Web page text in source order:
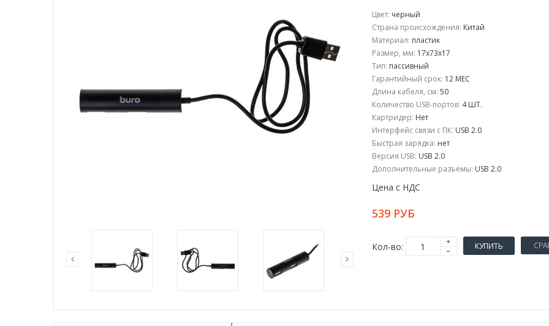
Цвет: черный
Страна происхождения: Китай
Материал: пластик
Размер, мм: 17x73x17
Тип: пассивный
Гарантийный срок: 12 МЕС
Длина кабеля, см: 50
Количество USB-портов: 4 ШТ.
Картридер: Нет
Интерфейс связи с ПК: USB 2.0
Быстрая зарядка: нет
Версия USB: USB 2.0
Дополнительные разъемы: USB 2.0
Цена с НДС
539 РУБ
Кол-во: КУПИТЬ